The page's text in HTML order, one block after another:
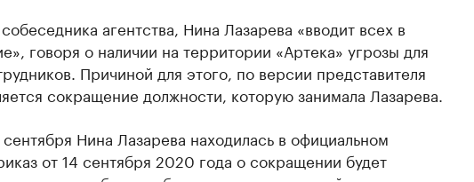
агентства, Нина Лазарева «вводит всех в
говоря о наличии на территории «Артека» угрозы для
Причиной для этого, по версии представителя
сокращение должности, которую занимала Лазарева.
Нина Лазарева находилась в официальном
от 14 сентября 2020 года о сокращении будет